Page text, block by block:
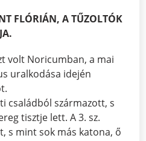
FLÓRIÁN, A TŰZOLTÓK
volt Noricumban, a mai
uralkodása idején
családból származott, s
tisztje lett. A 3. sz.
s mint sok más katona, ő